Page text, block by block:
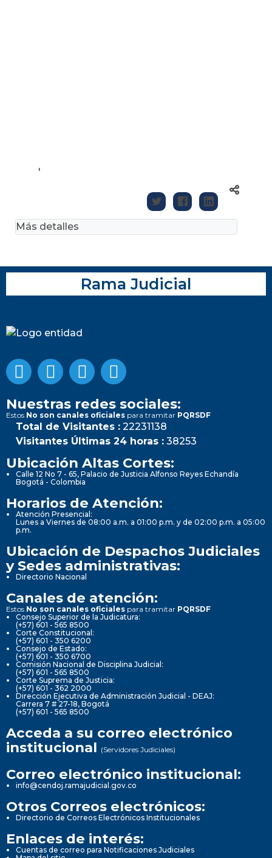
'
Más detalles
Rama Judicial
Nuestras redes sociales:
Estos No son canales oficiales para tramitar PQRSDF
Total de Visitantes : 22231138
Visitantes Últimas 24 horas : 38253
Ubicación Altas Cortes:
Calle 12 No 7 - 65, Palacio de Justicia Alfonso Reyes Echandía
Bogotá - Colombia
Horarios de Atención:
Atención Presencial:
Lunes a Viernes de 08:00 a.m. a 01:00 p.m. y de 02:00 p.m. a 05:00
p.m.
Ubicación de Despachos Judiciales
y Sedes administrativas:
Directorio Nacional
Canales de atención:
Estos No son canales oficiales para tramitar PQRSDF
Consejo Superior de la Judicatura:
(+57) 601 - 565 8500
Corte Constitucional:
(+57) 601 - 350 6200
Consejo de Estado:
(+57) 601 - 350 6700
Comisión Nacional de Disciplina Judicial:
(+57) 601 - 565 8500
Corte Suprema de Justicia:
(+57) 601 - 362 2000
Dirección Ejecutiva de Administración Judicial - DEAJ:
Carrera 7 # 27-18, Bogotá
(+57) 601 - 565 8500
Acceda a su correo electrónico
institucional (Servidores Judiciales)
Correo electrónico institucional:
info@cendoj.ramajudicial.gov.co
Otros Correos electrónicos:
Directorio de Correos Electrónicos Institucionales
Enlaces de interés:
Cuentas de correo para Notificaciones Judiciales